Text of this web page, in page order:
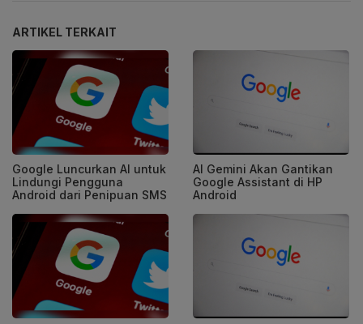
ARTIKEL TERKAIT
Google Luncurkan AI untuk
Lindungi Pengguna
Android dari Penipuan SMS
AI Gemini Akan Gantikan
Google Assistant di HP
Android